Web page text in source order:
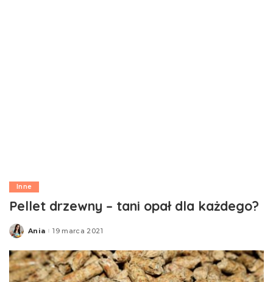
Inne
Pellet drzewny – tani opał dla każdego?
Posted
Ania 19 marca 2021